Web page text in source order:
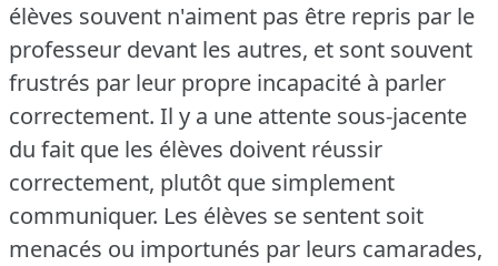
élèves souvent n'aiment pas être repris par le
professeur devant les autres, et sont souvent
frustrés par leur propre incapacité à parler
correctement. Il y a une attente sous-jacente
du fait que les élèves doivent réussir
correctement, plutôt que simplement
communiquer. Les élèves se sentent soit
menacés ou importunés par leurs camarades,